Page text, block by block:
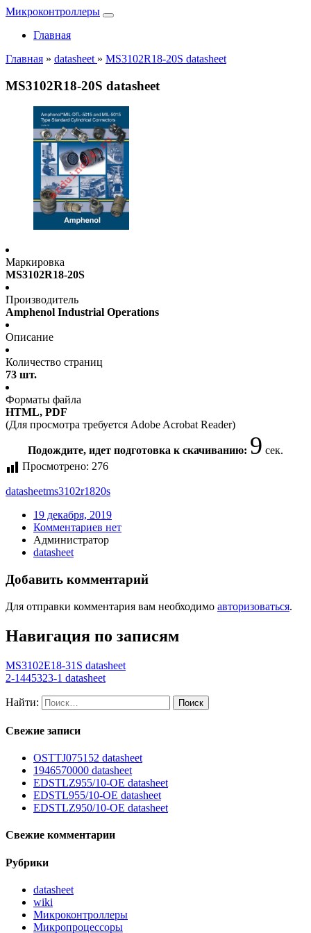
Микроконтроллеры
Главная
Главная » datasheet » MS3102R18-20S datasheet
MS3102R18-20S datasheet
Маркировка
MS3102R18-20S
Производитель
Amphenol Industrial Operations
Описание
Количество страниц
73 шт.
Форматы файла
HTML, PDF
(Для просмотра требуется Adobe Acrobat Reader)
Подождите, идет подготовка к скачиванию: 9 сек.
Просмотрено: 276
datasheetms3102r1820s
19 декабря, 2019
Комментариев нет
Администратор
datasheet
Добавить комментарий
Для отправки комментария вам необходимо авторизоваться.
Навигация по записям
MS3102E18-31S datasheet
2-1445323-1 datasheet
Найти:
Свежие записи
OSTTJ075152 datasheet
1946570000 datasheet
EDSTLZ955/10-OE datasheet
EDSTL955/10-OE datasheet
EDSTLZ950/10-OE datasheet
Свежие комментарии
Рубрики
datasheet
wiki
Микроконтроллеры
Микропроцессоры